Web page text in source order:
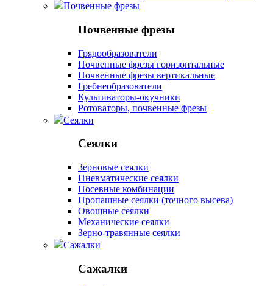
Почвенные фрезы
Почвенные фрезы
Грядообразователи
Почвенные фрезы горизонтальные
Почвенные фрезы вертикальные
Гребнеобразователи
Культиваторы-окучники
Ротоваторы, почвенные фрезы
Сеялки
Сеялки
Зерновые сеялки
Пневматические сеялки
Посевные комбинации
Пропашные сеялки (точного высева)
Овощные сеялки
Механические сеялки
Зерно-травянные сеялки
Сажалки
Сажалки